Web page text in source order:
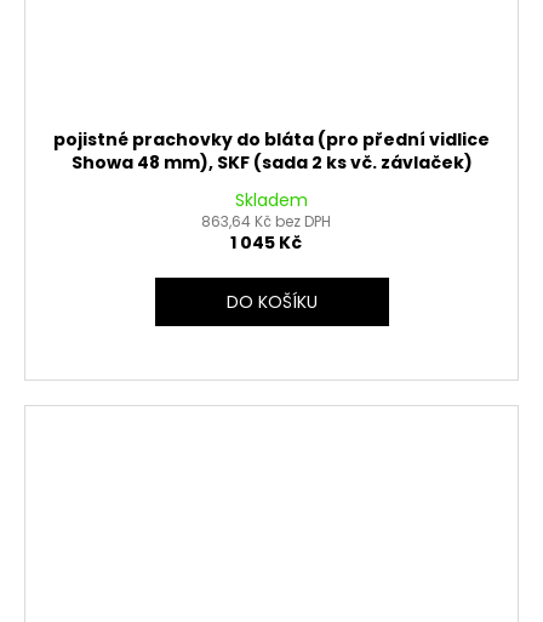
pojistné prachovky do bláta (pro přední vidlice
Showa 48 mm), SKF (sada 2 ks vč. závlaček)
Skladem
863,64 Kč bez DPH
1 045 Kč
DO KOŠÍKU